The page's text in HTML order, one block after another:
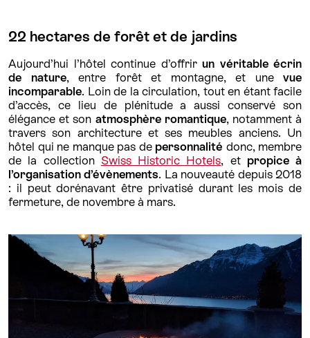
22 hectares de forêt et de jardins
Aujourd’hui l’hôtel continue d’offrir un véritable écrin
de nature, entre forêt et montagne, et une vue
incomparable. Loin de la circulation, tout en étant facile
d’accès, ce lieu de plénitude a aussi conservé son
élégance et son atmosphère romantique, notamment à
travers son architecture et ses meubles anciens. Un
hôtel qui ne manque pas de personnalité donc, membre
de la collection Swiss Historic Hotels, et propice à
l’organisation d’évènements. La nouveauté depuis 2018
: il peut dorénavant être privatisé durant les mois de
fermeture, de novembre à mars.